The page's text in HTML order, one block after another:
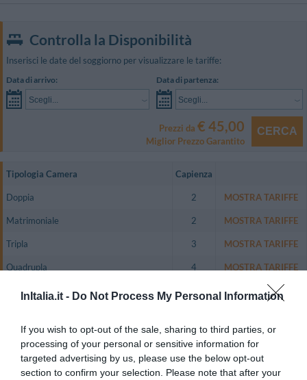
InItalia.it - Do Not Process My Personal Information
If you wish to opt-out of the sale, sharing to third parties, or
processing of your personal or sensitive information for
targeted advertising by us, please use the below opt-out
section to confirm your selection. Please note that after your
Controlla la Disponibilità
Inserisci le date del soggiorno per visualizzare le tariffe:
Data di arrivo:
Scegli...
Data di partenza:
Scegli...
Prezzi da € 45,00
Miglior Prezzo Garantito
CERCA
Tipologia Camera Capienza
Doppia 2 MOSTRA TARIFFE
Matrimoniale 2 MOSTRA TARIFFE
Tripla 3 MOSTRA TARIFFE
Quadrupla 4 MOSTRA TARIFFE
Doppia uso Singola MOSTRA TARIFFE
Tripla Suite 3 MOSTRA TARIFFE
Monolocale per 2 persone 2 MOSTRA TARIFFE